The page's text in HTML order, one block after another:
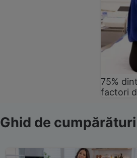
75%
factori
Ghid de cumpărături